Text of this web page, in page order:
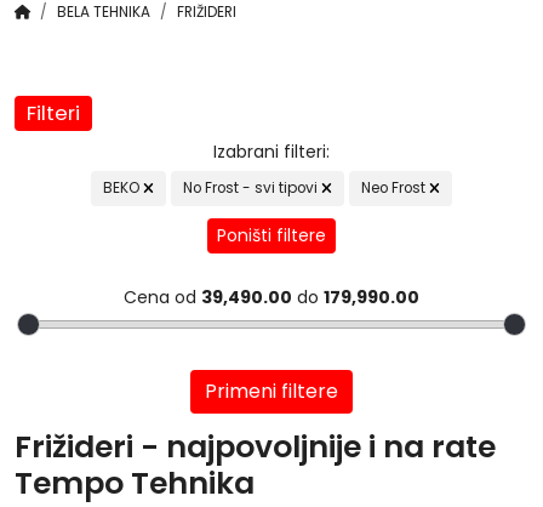
BELA TEHNIKA FRIŽIDERI
Filteri
Izabrani filteri:
BEKO No Frost - svi tipovi Neo Frost
Poništi filtere
Cena od 39,490.00 do 179,990.00
Primeni filtere
Frižideri - najpovoljnije i na rate
Tempo Tehnika